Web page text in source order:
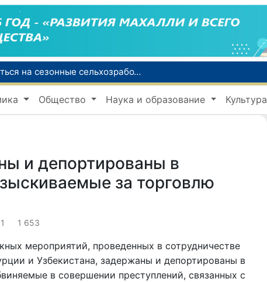
Узбекистанцы смогут трудоустроиться на сезонные сельхозработы в США по программе H-2A
В шести городах Ташкентской области модернизируют систему общественного транспорта
Целей устойчивого развития
Азии по тяжелой атлетике
Общество Наука и образование Культура
и депортированы в
за торговлю
1 653
мероприятий, проведенных в сотрудничестве
и Узбекистана, задержаны и депортированы в
в совершении преступлений, связанных с